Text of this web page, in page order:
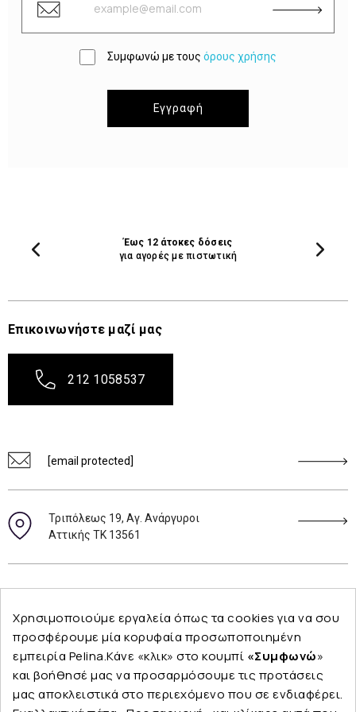
Συμφωνώ με τους όρους χρήσης
Εγγραφή
Έως 12 άτοκες δόσεις
για αγορές με πιστωτική
Επικοινωνήστε μαζί μας
212 1058537
[email protected]
Τριπόλεως 19, Αγ. Ανάργυροι
Αττικής ΤΚ 13561
Εταιρεία
Χρησιμοποιούμε εργαλεία όπως τα cookies για να σου
προσφέρουμε μία κορυφαία προσωποποιημένη
εμπειρία Pelina.Κάνε «κλικ» στο κουμπί «Συμφωνώ»
και βοήθησέ μας να προσαρμόσουμε τις προτάσεις
μας αποκλειστικά στο περιεχόμενο που σε ενδιαφέρει.